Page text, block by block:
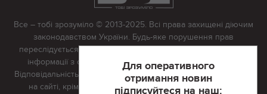
Для оперативного
отримання новин
підписуйтеся на наш:
Все – тобі зрозуміло © 2013-2025. Всі права захищені діючим
законодавством України. Будь-яке порушення прав
переслідується в судовому порядку. Будь-яке відтворення
інформації з сайту тільки з письмово дозволу редакції.
Відповідальність за достовірність усіх матеріалів, розміщених
на сайті, крім матеріалів, які містять посилання на інші